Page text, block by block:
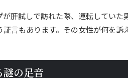
が肝試しで訪れた際、運転していた
言もあります。その女性が何を訴
謎の足音